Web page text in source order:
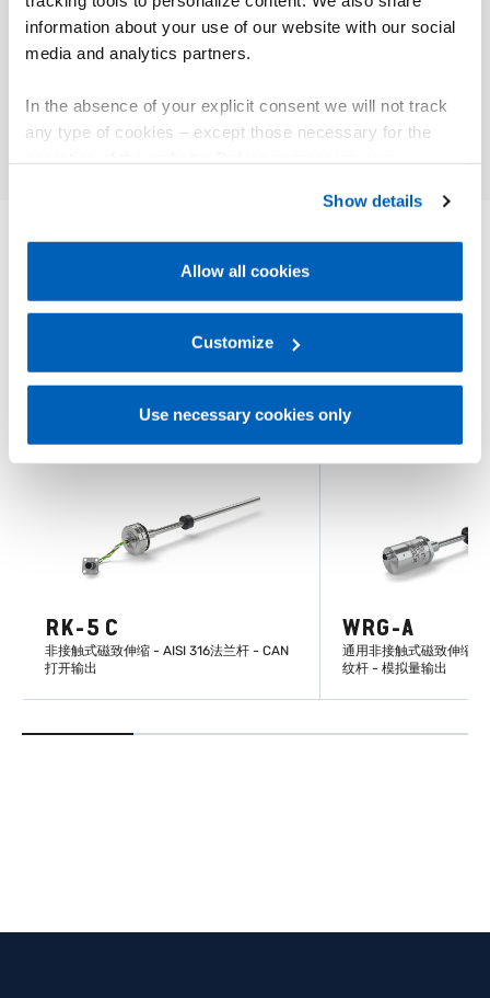
information about your use of our website with our social
media and analytics partners.
In the absence of your explicit consent we will not track
any type of cookies – except those necessary for the
Gefran - Cookie
policy.
regarding processing of personal data, at the following
Gefran - Privacy Policy.
Show details
Allow all cookies
Customize
Use necessary cookies only
New solutions for mobile
hydraulics
深入
您可能会感兴趣
RK-5 C
非接触式磁致伸缩 - AISI 316法兰杆 - CAN
打开输出
WRG-A
通用非接触式磁致伸缩传
纹杆 - 模拟量输出